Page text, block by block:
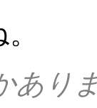
あり